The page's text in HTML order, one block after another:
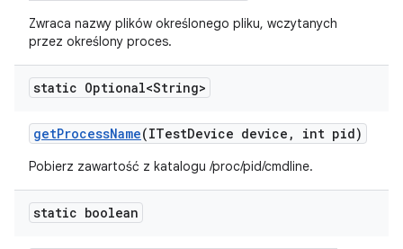
Zwraca nazwy plików określonego pliku, wczytanych
przez określony proces.
static Optional<String>
getProcessName(ITestDevice device , int pid)
Pobierz zawartość z katalogu /proc/pid/cmdline.
static boolean